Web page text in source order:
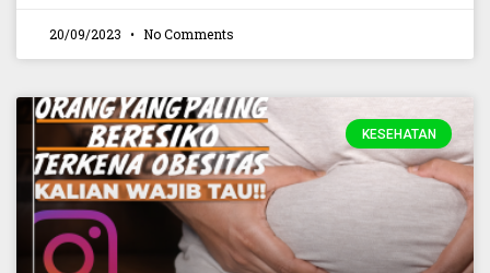
20/09/2023 No Comments
KESEHATAN